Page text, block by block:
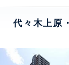
代々木上原